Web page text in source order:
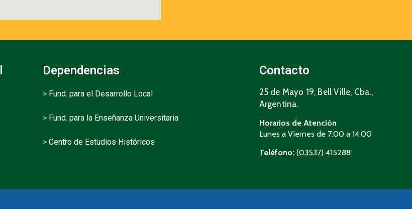
Dependencias
> Fund. para el Desarrollo Local
> Fund. para la Enseñanza Universitaria
> Centro de Estudios Históricos
Contacto
25 de Mayo 19, Bell Ville, Cba.,
Argentina.
Horarios de Atención
Lunes a Viernes de 7:00 a 14:00
Teléfono: (03537) 415288